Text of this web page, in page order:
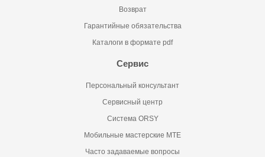
Возврат
Гарантийные обязательства
Каталоги в формате pdf
Сервис
Персональный консультант
Сервисный центр
Система ORSY
Мобильные мастерские MTE
Часто задаваемые вопросы